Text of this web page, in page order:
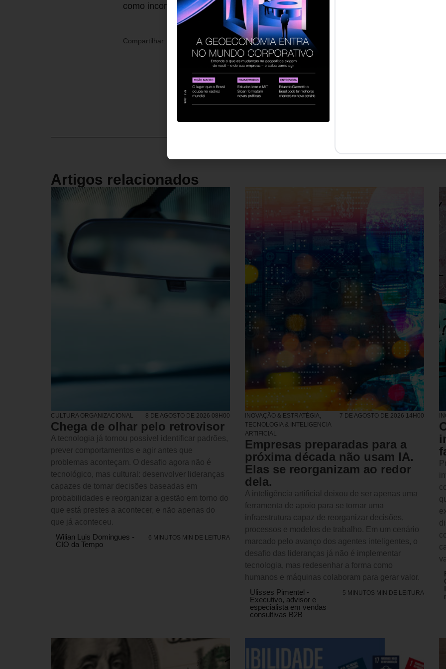
como incorporar aprendizado e apoio à liderança dentro do próprio fluxo de
Compartilhar:
Artigos relacionados
CULTURA ORGANIZACIONAL 8 DE AGOSTO DE 2026 08H00
Chega de olhar pelo retrovisor
A tecnologia já tornou possível identificar padrões,
prever comportamentos e agir antes que
problemas aconteçam. O desafio agora não é
tecnológico, mas cultural: desenvolver lideranças
capazes de tomar decisões baseadas em
probabilidades e reorganizar a gestão em torno do
que está prestes a acontecer, e não apenas do
que já aconteceu.
Wilian Luis Domingues -
CIO da Tempo
6 MINUTOS MIN DE LEITURA
INOVAÇÃO & ESTRATÉGIA,
TECNOLOGIA & INTELIGENCIA
ARTIFICIAL
7 DE AGOSTO DE 2026 14H00
Empresas preparadas para a
próxima década não usam IA.
Elas se reorganizam ao redor
dela.
A inteligência artificial deixou de ser apenas uma
ferramenta de apoio para se tornar uma
infraestrutura capaz de reorganizar decisões,
processos e modelos de trabalho. Em um cenário
marcado pelo avanço dos agentes inteligentes, o
desafio das lideranças já não é implementar
tecnologia, mas redesenhar a forma como
humanos e máquinas colaboram para gerar valor.
Ulisses Pimentel -
Executivo, advisor e
especialista em vendas
consultivas B2B
5 MINUTOS MIN DE LEITURA